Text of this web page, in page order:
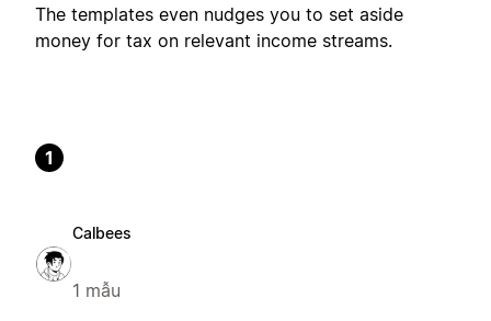
The templates even nudges you to set aside
money for tax on relevant income streams.
1
Calbees
1 mẫu